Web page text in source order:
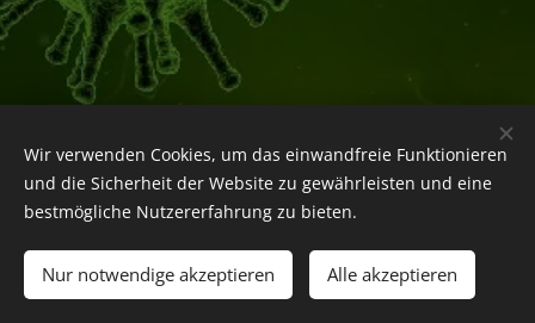
Holzmichl's Alpakas 2021 | alle Rechte vorbehalten
Allgemeine Geschäftsbedingungen Cookies
Wir verwenden Cookies, um das einwandfreie Funktionieren
und die Sicherheit der Website zu gewährleisten und eine
bestmögliche Nutzererfahrung zu bieten.
Nur notwendige akzeptieren Alle akzeptieren